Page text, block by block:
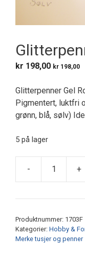
kr 198,00 kr 198,00
Glitterpenner Gel
Pigmentert, luktfri
grønn, blå, sølv)
5 på lager
- +
Produktnummer: 1703F
Kategorier: Hobby &
Merke tusjer og penner